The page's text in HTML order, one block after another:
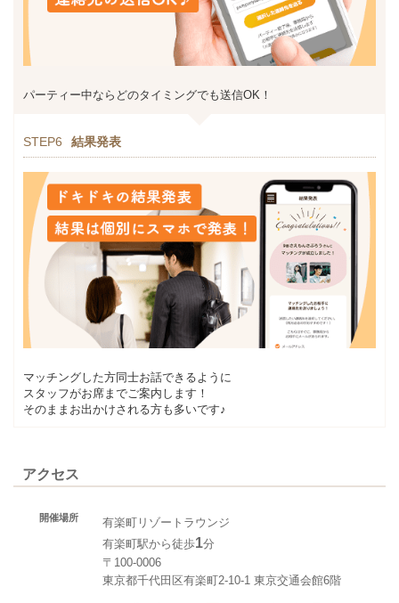
パーティー中ならどのタイミングでも送信OK！
STEP6 結果発表
マッチングした方同士お話できるように
スタッフがお席までご案内します！
そのままお出かけされる方も多いです♪
アクセス
開催場所
有楽町リゾートラウンジ
有楽町駅から徒歩1分
〒100-0006
東京都千代田区有楽町2-10-1 東京交通会館6階